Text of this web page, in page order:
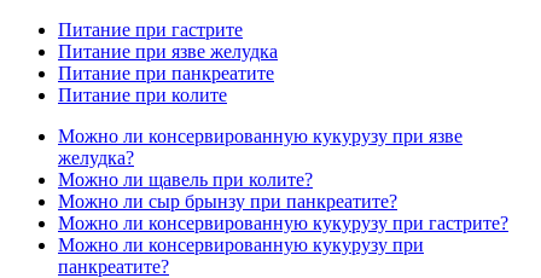
Питание при гастрите
Питание при язве желудка
Питание при панкреатите
Питание при колите
Можно ли консервированную кукурузу при язве
желудка?
Можно ли щавель при колите?
Можно ли сыр брынзу при панкреатите?
Можно ли консервированную кукурузу при гастрите?
Можно ли консервированную кукурузу при
панкреатите?